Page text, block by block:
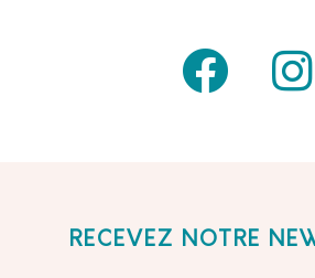
RECEVEZ NOTRE